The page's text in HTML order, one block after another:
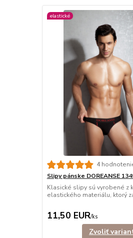
elastické
4
Slipy pánske DOREANSE
Klasické slipy sú vyrobené z
elastického materiálu, ktorý
11,50 EUR/ks
Zvoliť